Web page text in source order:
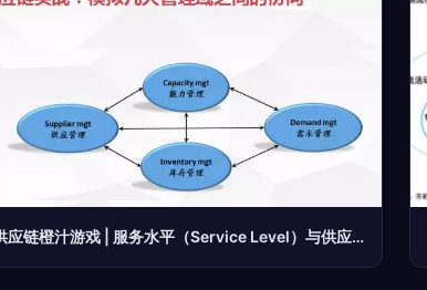
供应链橙汁游戏 | 服务水平（Service Level）与供应链管理服务